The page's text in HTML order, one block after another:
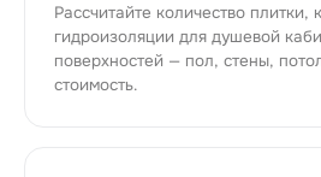
Рассчитайте количество плитки,
гидроизоляции для душевой
поверхностей — пол, стены,
стоимость.